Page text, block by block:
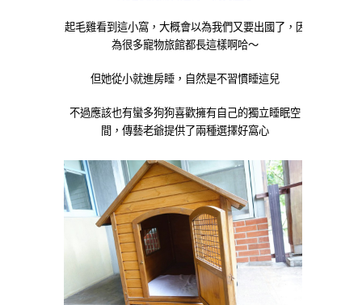
起毛雞看到這小窩，大概會以為我們又要出國了，因
為很多寵物旅館都長這樣啊哈～
但她從小就進房睡，自然是不習慣睡這兒
不過應該也有蠻多狗狗喜歡擁有自己的獨立睡眠空
間，傳藝老爺提供了兩種選擇好窩心